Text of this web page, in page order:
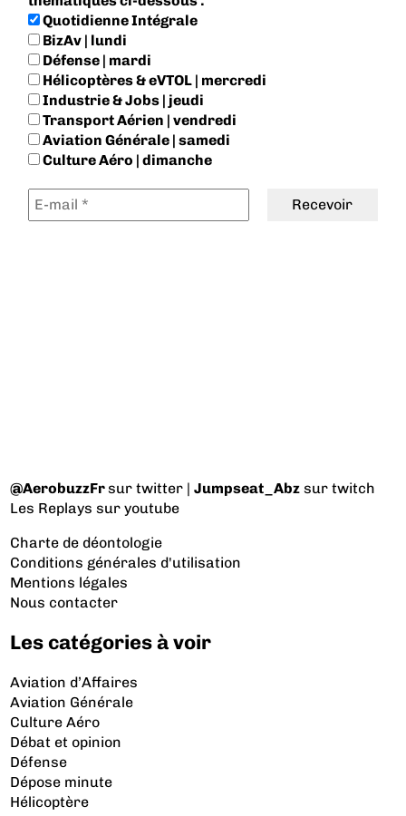
Quotidienne Intégrale
BizAv | lundi
Défense | mardi
Hélicoptères & eVTOL | mercredi
Industrie & Jobs | jeudi
Transport Aérien | vendredi
Aviation Générale | samedi
Culture Aéro | dimanche
@AerobuzzFrsur twitter |Jumpseat_Abz sur twitch
Les Replays sur youtube
Charte de déontologie
Conditions générales d'utilisation
Mentions légales
Nous contacter
Les catégories à voir
Aviation d’Affaires
Aviation Générale
Culture Aéro
Débat et opinion
Défense
Dépose minute
Hélicoptère